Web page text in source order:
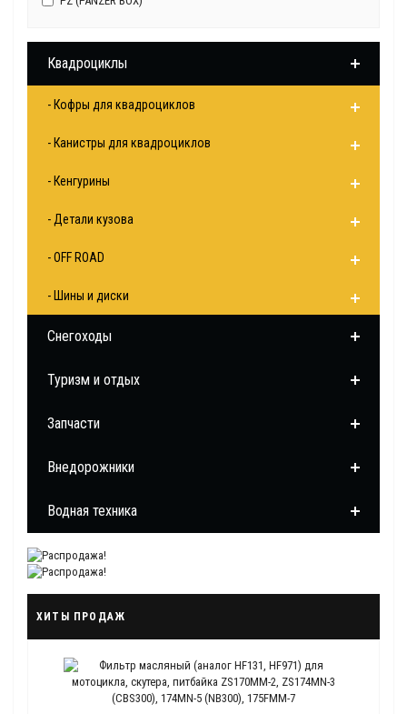
Квадроциклы
- Кофры для квадроциклов
- Канистры для квадроциклов
- Кенгурины
- Детали кузова
- OFF ROAD
- Шины и диски
Снегоходы
Туризм и отдых
Запчасти
Внедорожники
Водная техника
ХИТЫ ПРОДАЖ